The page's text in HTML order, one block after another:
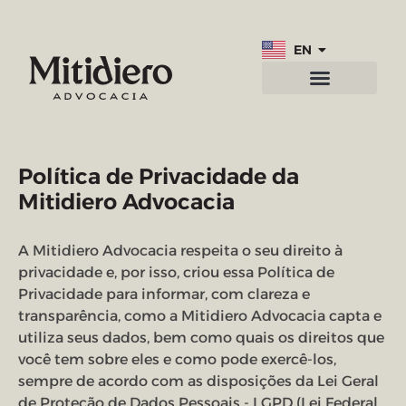
EN
PT
Política de Privacidade da
Mitidiero Advocacia
A Mitidiero Advocacia respeita o seu direito à
privacidade e, por isso, criou essa Política de
Privacidade para informar, com clareza e
transparência, como a Mitidiero Advocacia capta e
utiliza seus dados, bem como quais os direitos que
você tem sobre eles e como pode exercê-los,
sempre de acordo com as disposições da Lei Geral